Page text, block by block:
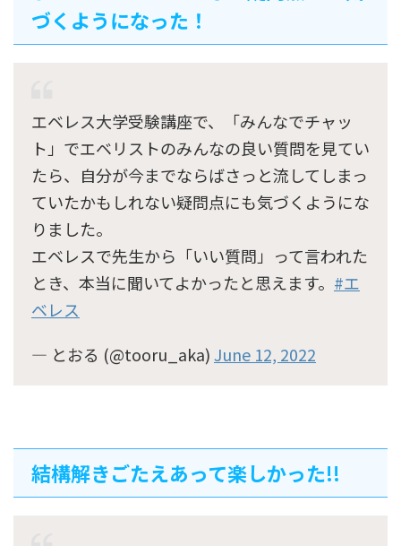
づくようになった！
エベレス大学受験講座で、「みんなでチャッ
ト」でエベリストのみんなの良い質問を見てい
たら、自分が今までならばさっと流してしまっ
ていたかもしれない疑問点にも気づくようにな
りました。
エベレスで先生から「いい質問」って言われた
とき、本当に聞いてよかったと思えます。 #エ
ベレス
— とおる (@tooru_aka)June 12, 2022
結構解きごたえあって楽しかった!!